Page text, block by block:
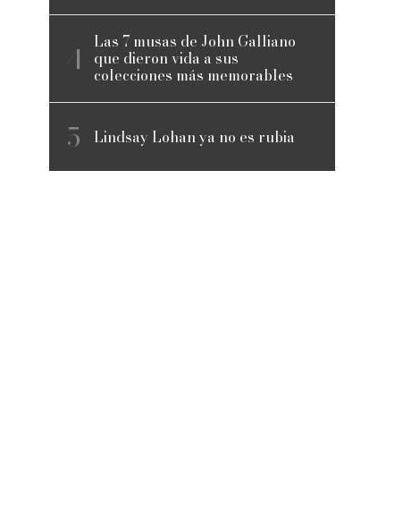
Las 7 musas de John Galliano
que dieron vida a sus
colecciones más memorables
Lindsay Lohan ya no es rubia